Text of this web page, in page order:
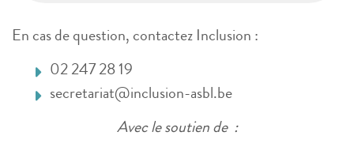
En cas de question, contactez Inclusion :
02 247 28 19
secretariat@inclusion-asbl.be
Avec le soutien de :